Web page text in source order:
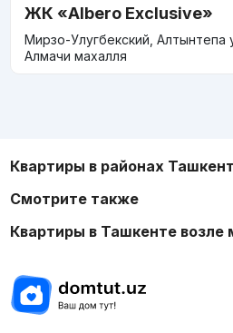
ЖК «Albero Exclusive»
Мирзо-Улугбекский, Алтынтепа
Алмачи махалля
Квартиры в районах
Смотрите также
Квартиры в Ташкенте возле